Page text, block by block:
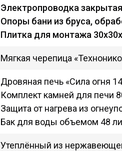
Электропроводка
Опоры бани из бруса,
Плитка для монтажа
Мягкая черепица
Дровяная печь «Сила огня
Комплект камней для печи
Защита от нагрева из
Бак для воды объемом 48
Утеплённый из